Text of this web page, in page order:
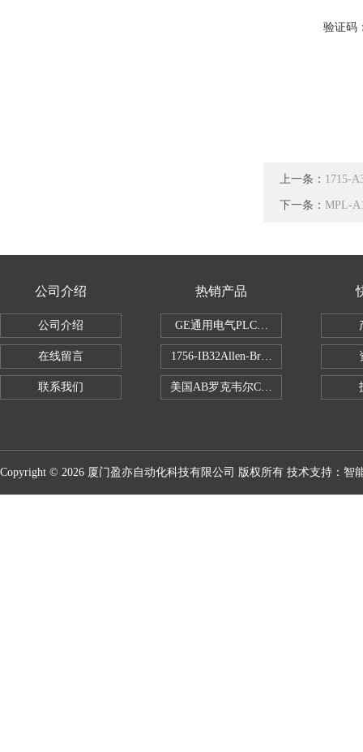
验证码
上一条： 1715-
下一条： MPL-
公司介绍
公司介绍
在线留言
联系我们
热销产品
GE通用电气PLC控制器
1756-IB32Allen-Bradley1756IB32数字
美国AB罗克韦尔CPU处理器
Copyright © 2026 厦门盈亦自动化科技有限公司 版权所有 技术支持： 智